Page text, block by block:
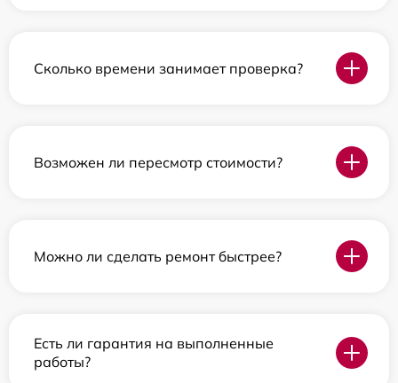
Сколько времени занимает проверка?
Возможен ли пересмотр стоимости?
Можно ли сделать ремонт быстрее?
Есть ли гарантия на выполненные
работы?